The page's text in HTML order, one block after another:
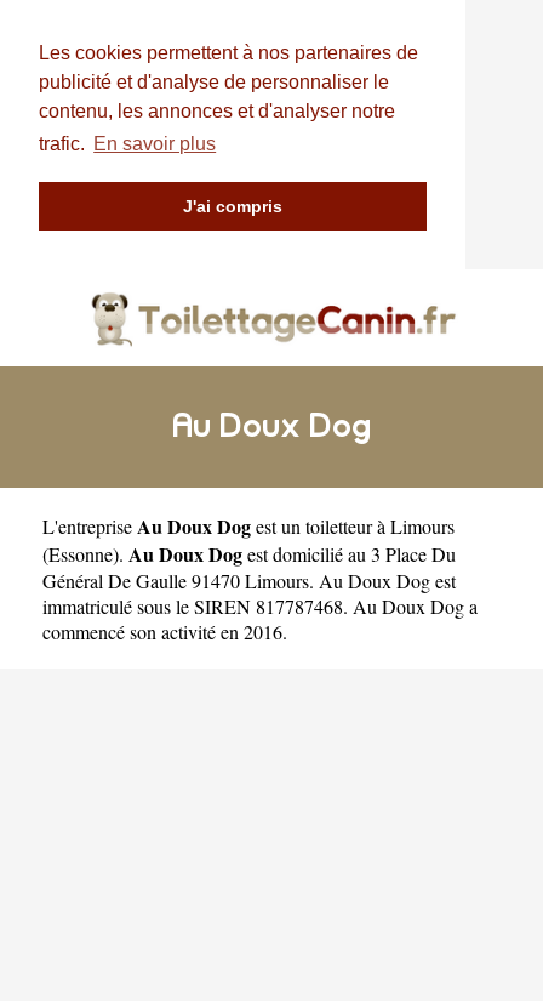
Les cookies permettent à nos partenaires de
publicité et d'analyse de personnaliser le
contenu, les annonces et d'analyser notre
trafic. En savoir plus
J'ai compris
Au Doux Dog
L'entrepriseAu Doux Dogest un toiletteur à Limours
(Essonne). Au Doux Dogest domicilié au 3 Place Du
Général De Gaulle 91470 Limours. Au Doux Dog est
immatriculé sous le SIREN 817787468. Au Doux Dog a
commencé son activité en 2016.